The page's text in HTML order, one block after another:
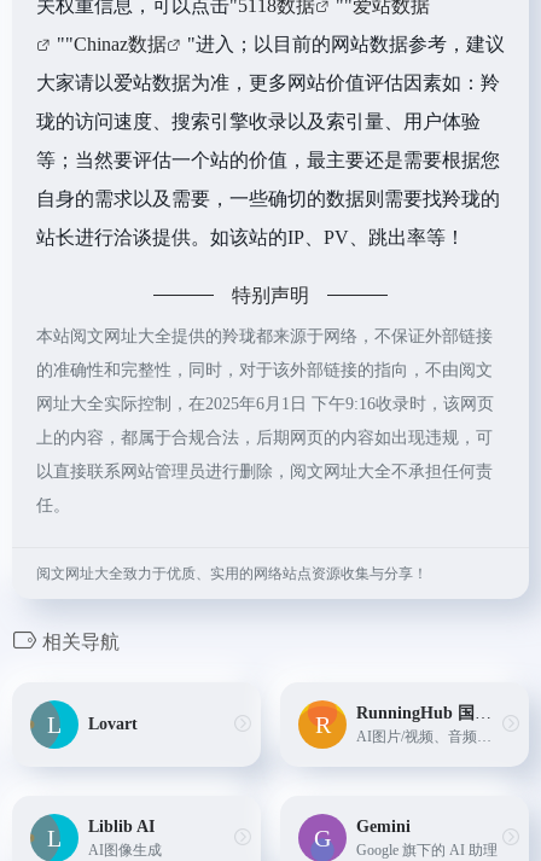
关权重信息，可以点击"5118数据 ""爱站数据
""Chinaz数据
"进入；以目前的网站数据参考，建议
大家请以爱站数据为准，更多网站价值评估因素如：羚
珑的访问速度、搜索引擎收录以及索引量、用户体验
等；当然要评估一个站的价值，最主要还是需要根据您
自身的需求以及需要，一些确切的数据则需要找羚珑的
站长进行洽谈提供。如该站的IP、PV、跳出率等！
特别声明
本站阅文网址大全提供的羚珑都来源于网络，不保证外部链接
的准确性和完整性，同时，对于该外部链接的指向，不由阅文
网址大全实际控制，在2025年6月1日 下午9:16收录时，该网页
上的内容，都属于合规合法，后期网页的内容如出现违规，可
以直接联系网站管理员进行删除，阅文网址大全不承担任何责
任。
阅文网址大全致力于优质、实用的网络站点资源收集与分享！
相关导航
Lovart
RunningHub 国际版
AI图片/视频、音频等综合创作平台
Liblib AI
AI图像生成
Gemini
Google 旗下的 AI 助理